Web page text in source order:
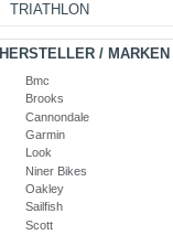
TRIATHLON
HERSTELLER / MARKEN
Bmc
Brooks
Cannondale
Garmin
Look
Niner Bikes
Oakley
Sailfish
Scott